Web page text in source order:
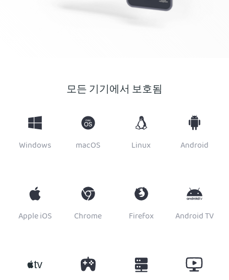
모든 기기에서 보호됨
Windows macOS Linux Android
Apple iOS Chrome Firefox Android TV